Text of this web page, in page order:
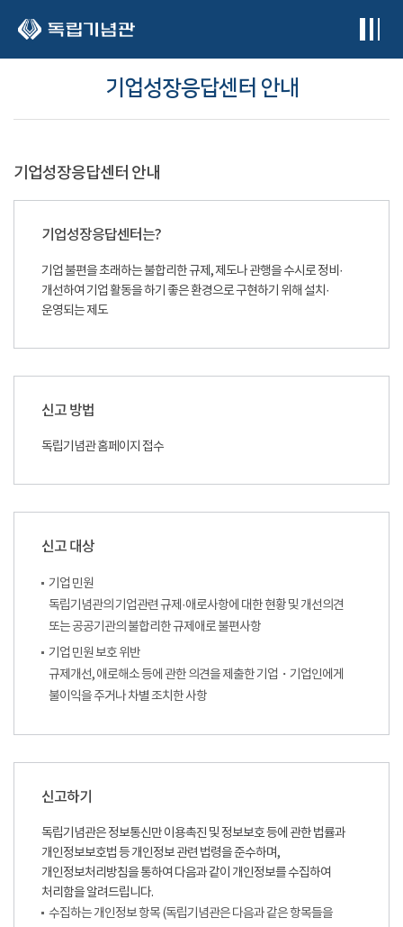
기업성장응답센터 안내
기업성장응답센터 안내
기업성장응답센터는?
기업 불편을 초래하는 불합리한 규제, 제도나 관행을 수시로 정비·
개선하여 기업 활동을 하기 좋은 환경으로 구현하기 위해 설치·
운영되는 제도
신고 방법
독립기념관 홈페이지 접수
신고 대상
기업 민원
독립기념관의 기업관련 규제·애로사항에 대한 현황 및 개선의견
또는 공공기관의 불합리한 규제애로 불편사항
기업 민원 보호 위반
규제개선, 애로해소 등에 관한 의견을 제출한 기업・기업인에게
불이익을 주거나 차별 조치한 사항
신고하기
독립기념관은 정보통신만 이용촉진 및 정보보호 등에 관한 법률과
개인정보보호법 등 개인정보 관련 법령을 준수하며,
개인정보처리방침을 통하여 다음과 같이 개인정보를 수집하여
처리함을 알려드립니다.
수집하는 개인정보 항목 (독립기념관은 다음과 같은 항목들을